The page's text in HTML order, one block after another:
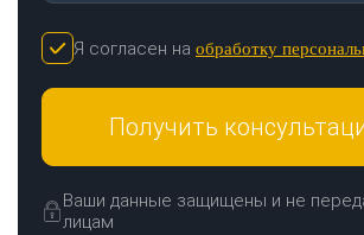
Я согласен на обработку
Получить
Ваши данные защищены и не
лицам